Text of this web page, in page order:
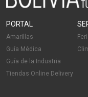
PORTAL
Amarillas
Guía Médica
Guía de la Industria
Tiendas Online Delivery